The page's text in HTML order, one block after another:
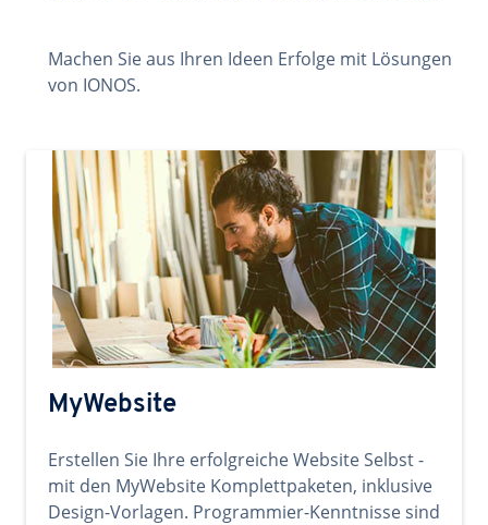
Machen Sie aus Ihren Ideen Erfolge mit Lösungen
von IONOS.
MyWebsite
Erstellen Sie Ihre erfolgreiche Website Selbst -
mit den MyWebsite Komplettpaketen, inklusive
Design-Vorlagen. Programmier-Kenntnisse sind